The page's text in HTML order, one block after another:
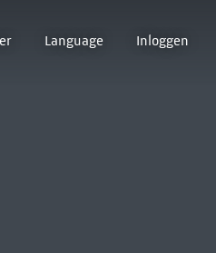
Language Inloggen